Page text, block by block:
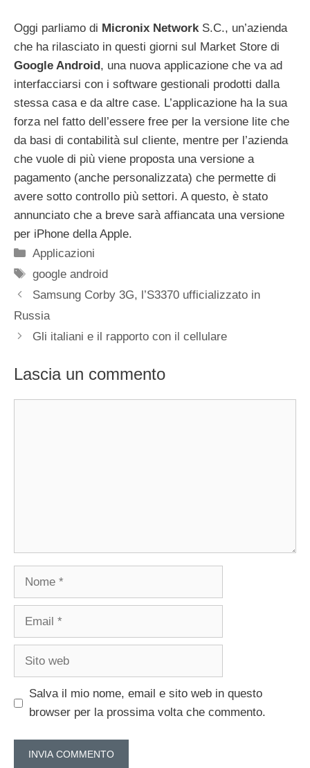
Oggi parliamo di Micronix NetworkS.C., un’azienda
che ha rilasciato in questi giorni sul Market Store di
Google Android, una nuova applicazione che va ad
interfacciarsi con i software gestionali prodotti dalla
stessa casa e da altre case. L’applicazione ha la sua
forza nel fatto dell’essere free per la versione lite che
da basi di contabilità sul cliente, mentre per l’azienda
che vuole di più viene proposta una versione a
pagamento (anche personalizzata) che permette di
avere sotto controllo più settori. A questo, è stato
annunciato che a breve sarà affiancata una versione
per iPhone della Apple.
Categorie
Applicazioni
Tag
google android
Samsung Corby 3G, l’S3370 ufficializzato in
Russia
Gli italiani e il rapporto con il cellulare
Lascia un commento
Nome
Email
Sito
Salva il mio nome, email e sito web in questo
browser per la prossima volta che commento.